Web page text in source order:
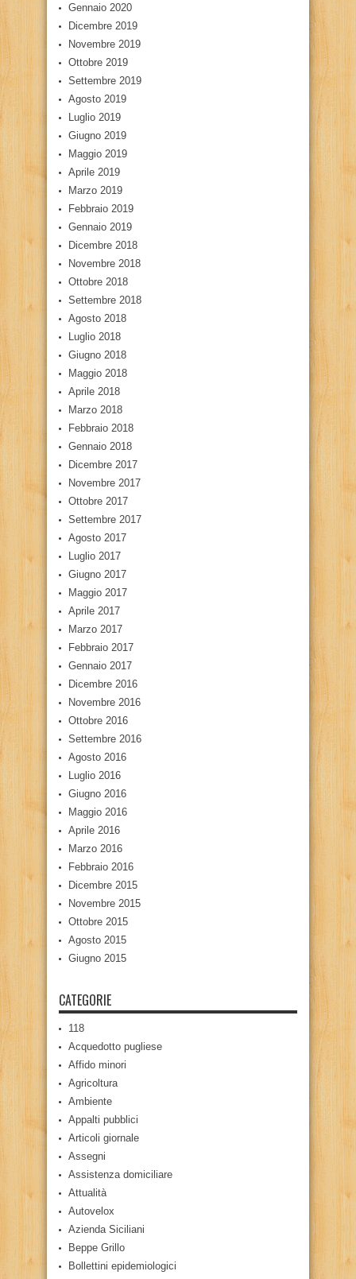
Gennaio 2020
Dicembre 2019
Novembre 2019
Ottobre 2019
Settembre 2019
Agosto 2019
Luglio 2019
Giugno 2019
Maggio 2019
Aprile 2019
Marzo 2019
Febbraio 2019
Gennaio 2019
Dicembre 2018
Novembre 2018
Ottobre 2018
Settembre 2018
Agosto 2018
Luglio 2018
Giugno 2018
Maggio 2018
Aprile 2018
Marzo 2018
Febbraio 2018
Gennaio 2018
Dicembre 2017
Novembre 2017
Ottobre 2017
Settembre 2017
Agosto 2017
Luglio 2017
Giugno 2017
Maggio 2017
Aprile 2017
Marzo 2017
Febbraio 2017
Gennaio 2017
Dicembre 2016
Novembre 2016
Ottobre 2016
Settembre 2016
Agosto 2016
Luglio 2016
Giugno 2016
Maggio 2016
Aprile 2016
Marzo 2016
Febbraio 2016
Dicembre 2015
Novembre 2015
Ottobre 2015
Agosto 2015
Giugno 2015
CATEGORIE
118
Acquedotto pugliese
Affido minori
Agricoltura
Ambiente
Appalti pubblici
Articoli giornale
Assegni
Assistenza domiciliare
Attualità
Autovelox
Azienda Siciliani
Beppe Grillo
Bollettini epidemiologici